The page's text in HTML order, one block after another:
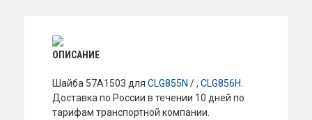
ОПИСАНИЕ
Шайба 57A1503 для CLG855N / , CLG856H
Доставка по России в течении 10 дней по
тарифам транспортной компании.